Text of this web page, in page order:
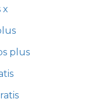
x
plus